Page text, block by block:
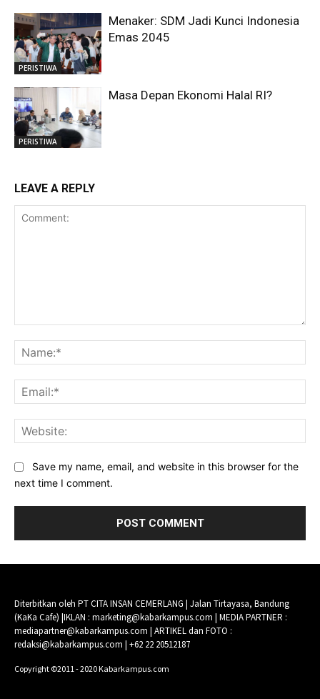
PERISTIWA
Menaker: SDM Jadi Kunci Indonesia
Emas 2045
PERISTIWA
Masa Depan Ekonomi Halal RI?
LEAVE A REPLY
Save my name, email, and website in this browser for the
next time I comment.
Diterbitkan oleh PT CITA INSAN CEMERLANG | Jalan Tirtayasa, Bandung
(KaKa Cafe) |IKLAN : marketing@kabarkampus.com | MEDIA PARTNER :
mediapartner@kabarkampus.com | ARTIKEL dan FOTO :
redaksi@kabarkampus.com | +62 22 20512187
Copyright ©2011 - 2020 Kabarkampus.com